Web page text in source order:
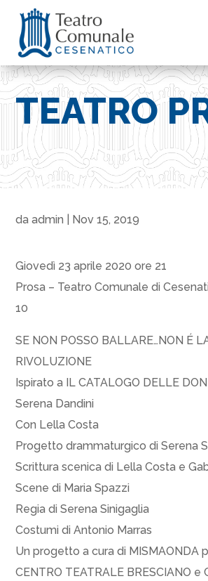
TEATRO
daadmin Nov 15, 2019
Giovedì 23 aprile 2020 ore 21
Prosa – Teatro Comunale di
10
SE NON POSSO BALLARE…NON É
RIVOLUZIONE
Ispirato a IL CATALOGO DELLE
Serena Dandini
Con Lella Costa
Progetto drammaturgico di Serena
Scrittura scenica di Lella Costa e
Scene di Maria Spazzi
Regia di Serena Sinigaglia
Costumi di Antonio Marras
Un progetto a cura di MISMAONDA
CENTRO TEATRALE BRESCIANO e